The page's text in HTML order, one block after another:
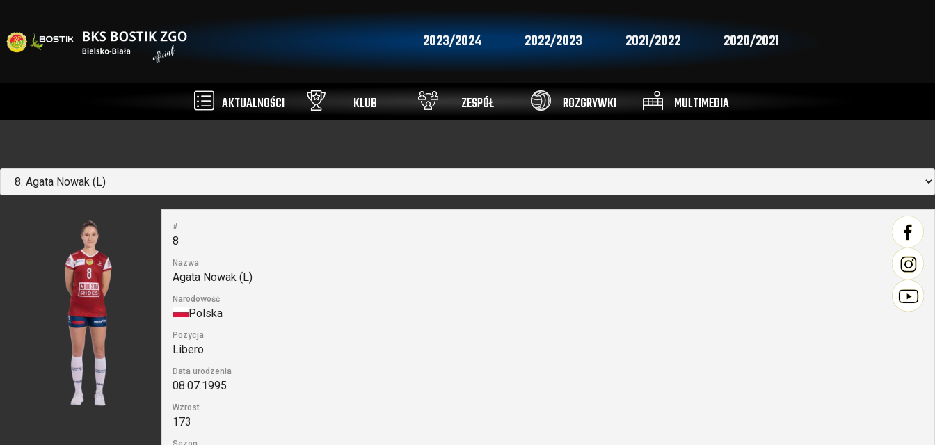
2023/2024 2022/2023 2021/2022 2020/2021
AKTUALNOŚCI KLUB ZESPÓŁ ROZGRYWKI MULTIMEDIA
#
8
Nazwa
Agata Nowak (L)
Narodowość
Polska
Pozycja
Libero
Data urodzenia
08.07.1995
Wzrost
173